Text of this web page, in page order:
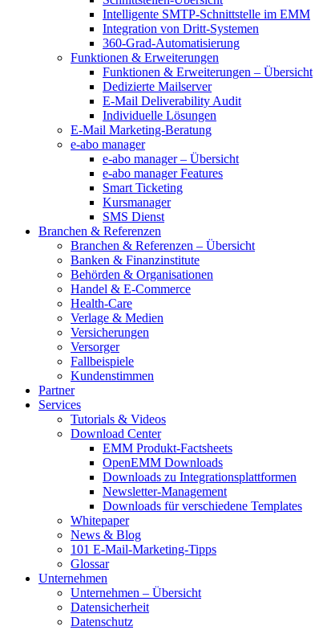
Intelligente SMTP-Schnittstelle im EMM
Integration von Dritt-Systemen
360-Grad-Automatisierung
Funktionen & Erweiterungen
Funktionen & Erweiterungen – Übersicht
Dedizierte Mailserver
E-Mail Deliverability Audit
Individuelle Lösungen
E-Mail Marketing-Beratung
e-abo manager
e-abo manager – Übersicht
e-abo manager Features
Smart Ticketing
Kursmanager
SMS Dienst
Branchen & Referenzen
Branchen & Referenzen – Übersicht
Banken & Finanzinstitute
Behörden & Organisationen
Handel & E-Commerce
Health-Care
Verlage & Medien
Versicherungen
Versorger
Fallbeispiele
Kundenstimmen
Partner
Services
Tutorials & Videos
Download Center
EMM Produkt-Factsheets
OpenEMM Downloads
Downloads zu Integrationsplattformen
Newsletter-Management
Downloads für verschiedene Templates
Whitepaper
News & Blog
101 E-Mail-Marketing-Tipps
Glossar
Unternehmen
Unternehmen – Übersicht
Datensicherheit
Datenschutz